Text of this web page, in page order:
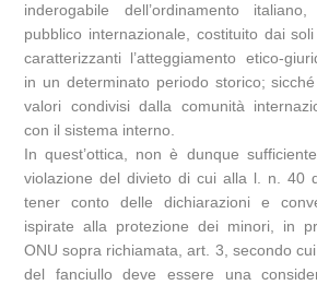
inderogabile dell’ordinamento
pubblico internazionale, costituito dai
caratterizzanti l’atteggiamento etico-
in un determinato periodo storico;
valori condivisi dalla comunità
con il sistema interno.
In quest’ottica, non è dunque
violazione del divieto di cui alla l. n. 40
tener conto delle dichiarazioni e
ispirate alla protezione dei minori, in
ONU sopra richiamata, art. 3, secondo cui
del fanciullo deve essere una